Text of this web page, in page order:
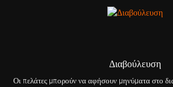
Διαβούλευση
Οι πελάτες μπορούν να αφήσουν μηνύματα στο